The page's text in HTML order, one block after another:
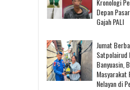
Kronologi
Depan
Gajah PALI
Jumat
Satpolairud
Banyuasin,
Masyarakat
Nelayan di